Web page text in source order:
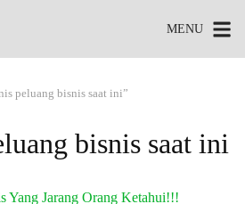
MENU
peluang bisnis saat ini”
bisnis saat ini